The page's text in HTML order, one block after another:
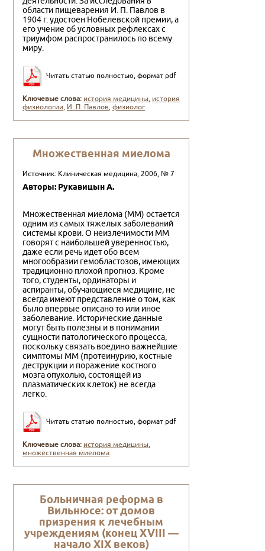
области пищеварения И. П. Павлов в
1904 г. удостоен Нобелевской премии, а
его учение об условных рефлексах с
триумфом распространилось по всему
миру.
Читать статью полностью, формат pdf
Ключевые слова: история медицины, история
физиологии, И. П. Павлов,физиолог
Множественная миелома
Источник: Клиническая медицина, 2006, № 7
Авторы: Рукавицын А.
Множественная миелома (ММ) остается
одним из самых тяжелых заболеваний
системы крови. О неизлечимости ММ
говорят с наибольшей уверенностью,
даже если речь идет обо всем
многообразии гемобластозов, имеющих
традиционно плохой прогноз. Кроме
того, студенты, ординаторы и
аспиранты, обучающиеся медицине, не
всегда имеют представление о том, как
было впервые описано то или иное
заболевание. Исторические данные
могут быть полезны и в понимании
сущности патологического процесса,
поскольку связать воедино важнейшие
симптомы ММ (протеинурию, костные
деструкции и поражение костного
мозга опухолью, состоящей из
плазматических клеток) не всегда
легко.
Читать статью полностью, формат pdf
Ключевые слова: история медицины,
множественная миелома
Больничная реформа в
Вильнюсе: от домов
призрения к лечебным
учреждениям (конец XVIII —
начало XIX веков)